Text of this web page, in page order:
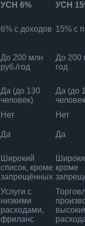
УСН 6% УСН
6% с доходов 15% с
До 200 млн
руб./год
До 200
год
Да (до 130
человек)
Да (до
Нет Нет
Да Да
Широкий
список, кроме
запрещённых
кроме
Услуги с
низкими
расходами,
фриланс